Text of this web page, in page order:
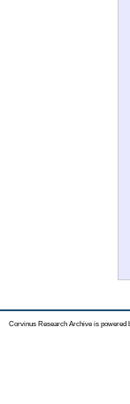
Corvinus Research Archive is powered